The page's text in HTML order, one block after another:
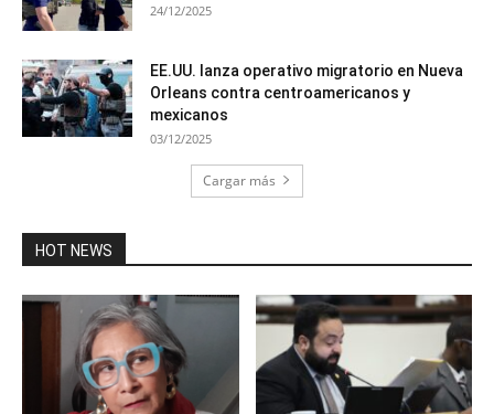
24/12/2025
EE.UU. lanza operativo migratorio en Nueva
Orleans contra centroamericanos y
mexicanos
03/12/2025
Cargar más
HOT NEWS